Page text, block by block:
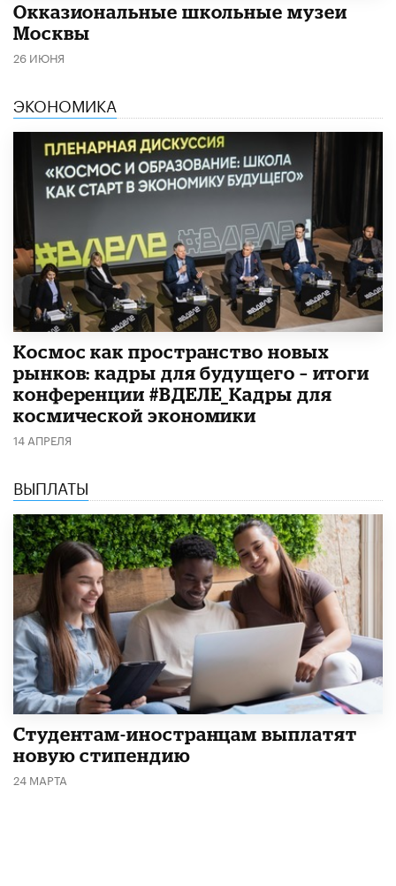
​Окказиональные школьные музеи
Москвы
26 ИЮНЯ
ЭКОНОМИКА
Космос как пространство новых
рынков: кадры для будущего – итоги
конференции #ВДЕЛЕ_Кадры для
космической экономики
14 АПРЕЛЯ
ВЫПЛАТЫ
Студентам-иностранцам выплатят
новую стипендию
24 МАРТА